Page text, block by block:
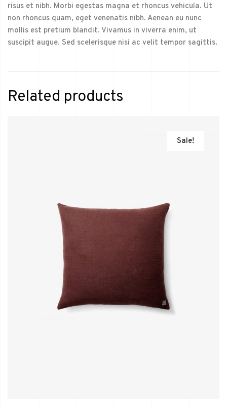
risus et nibh. Morbi egestas magna et rhoncus vehicula. Ut
non rhoncus quam, eget venenatis nibh. Aenean eu nunc
mollis est pretium blandit. Vivamus in viverra enim, ut
suscipit augue. Sed scelerisque nisi ac velit tempor sagittis.
Related products
Sale!